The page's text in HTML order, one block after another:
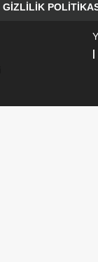
GIZLILIK
|